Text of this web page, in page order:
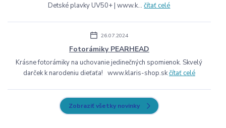
Detské plavky UV50+ | www.k...čítať celé
26.07.2024
Fotorámiky PEARHEAD
Krásne fotorámiky na uchovanie jedinečných spomienok. Skvelý
darček k narodeniu dieťaťa! www.klaris-shop.skčítať celé
Zobraziť všetky novinky